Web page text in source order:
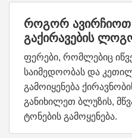
როგორ ავირჩიოთ
გაქირავების
ფერები, რომლებიც
საიმედოობას და
გამოიყენება
განიხილეთ ბლუზის,
ტონების გამოყენება.